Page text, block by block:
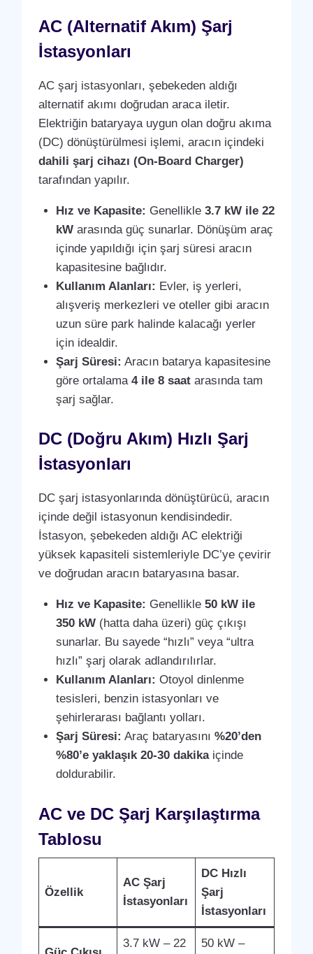
AC (Alternatif Akım) Şarj
İstasyonları
AC şarj istasyonları, şebekeden aldığı
alternatif akımı doğrudan araca iletir.
Elektriğin bataryaya uygun olan doğru akıma
(DC) dönüştürülmesi işlemi, aracın içindeki
dahili şarj cihazı (On-Board Charger)
tarafından yapılır.
Hız ve Kapasite: Genellikle3.7 kW ile 22
kW arasında güç sunarlar. Dönüşüm araç
içinde yapıldığı için şarj süresi aracın
kapasitesine bağlıdır.
Kullanım Alanları: Evler, iş yerleri,
alışveriş merkezleri ve oteller gibi aracın
uzun süre park halinde kalacağı yerler
için idealdir.
Şarj Süresi: Aracın batarya kapasitesine
göre ortalama4 ile 8 saat arasında tam
şarj sağlar.
DC (Doğru Akım) Hızlı Şarj
İstasyonları
DC şarj istasyonlarında dönüştürücü, aracın
içinde değil istasyonun kendisindedir.
İstasyon, şebekeden aldığı AC elektriği
yüksek kapasiteli sistemleriyle DC’ye çevirir
ve doğrudan aracın bataryasına basar.
Hız ve Kapasite: Genellikle50 kW ile
350 kW (hatta daha üzeri) güç çıkışı
sunarlar. Bu sayede “hızlı” veya “ultra
hızlı” şarj olarak adlandırılırlar.
Kullanım Alanları: Otoyol dinlenme
tesisleri, benzin istasyonları ve
şehirlerarası bağlantı yolları.
Şarj Süresi: Araç bataryasını%20’den
%80’e yaklaşık 20-30 dakikaiçinde
doldurabilir.
AC ve DC Şarj Karşılaştırma
Tablosu
Özellik
AC Şarj
İstasyonları
DC Hızlı
Şarj
İstasyonları
3.7 kW – 22 50 kW –